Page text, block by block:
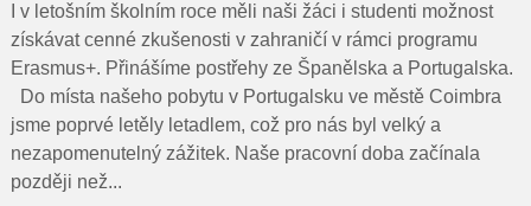
I v letošním školním roce měli naši žáci i studenti možnost
získávat cenné zkušenosti v zahraničí v rámci programu
Erasmus+. Přinášíme postřehy ze Španělska a Portugalska.
Do místa našeho pobytu v Portugalsku ve městě Coimbra
jsme poprvé letěly letadlem, což pro nás byl velký a
nezapomenutelný zážitek. Naše pracovní doba začínala
později než...